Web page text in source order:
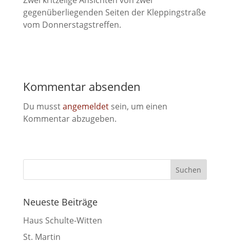
gegenüberliegenden Seiten der Kleppingstraße
vom Donnerstagstreffen.
Kommentar absenden
Du musstangemeldetsein, um einen
Kommentar abzugeben.
Neueste Beiträge
Haus Schulte-Witten
St. Martin